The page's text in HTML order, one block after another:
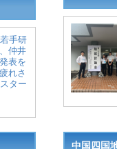
手研
仲井
表を
れさ
ター
中国四国